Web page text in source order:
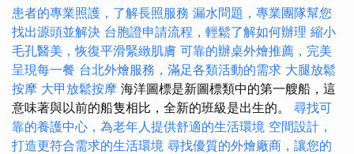
患者的專業照護，了解長照服務 漏水問題，專業團隊幫您
找出源頭並解決 台胞證申請流程，輕鬆了解如何辦理 縮小
毛孔醫美，恢復平滑緊緻肌膚 可靠的辦桌外燴推薦，完美
呈現每一餐 台北外燴服務，滿足各類活動的需求 大腿放鬆
按摩 大甲放鬆按摩 海洋圖標是新圖標類中的第一艘船，這
意味著與以前的船隻相比，全新的班級是出生的。 尋找可
靠的養護中心，為老年人提供舒適的生活環境 空間設計，
打造更符合需求的生活環境 尋找優質的外燴廠商，讓您的